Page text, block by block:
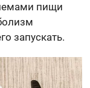
пищи
запускать.